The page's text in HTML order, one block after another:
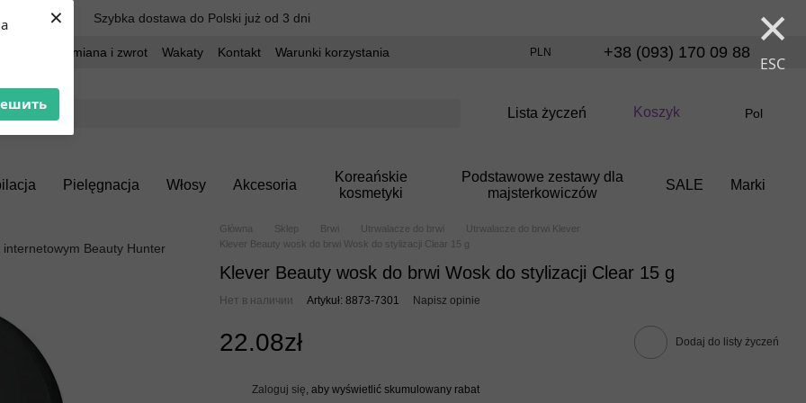
× ×
ESC
Szybka dostawa do Polski już od 3 dni
Wymiana i zwrot Wakaty Kontakt
Warunki korzystania
PLN +38 (093) 170 09 88
Lista życzeń Koszyk Pol
Pielęgnacja Włosy Akcesoria
Koreańskie
kosmetyki
Podstawowe zestawy dla
majsterkowiczów
SALE Marki
Główna Sklep Brwi Utrwalacze do brwi
Utrwalacze do brwi Klever
Klever Beauty wosk do brwi Wosk do stylizacji Clear 15 g
Klever Beauty wosk do brwi Wosk do stylizacji Clear 15 g
Нет в наличии Artykuł: 8873-7301 Napisz opinie
22.08zł Dodaj do listy życzeń
Zaloguj się , aby wyświetlić skumulowany rabat